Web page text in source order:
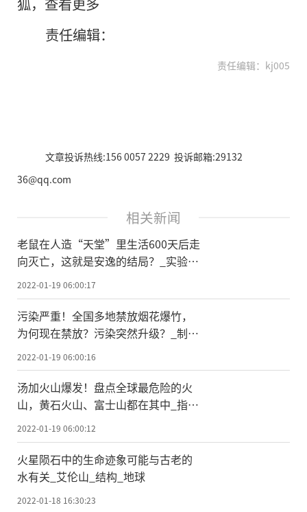
责任编辑：
责任编辑：kj005
文章投诉热线:156 0057 2229 投诉邮箱:29132
36@qq.com
相关新闻
老鼠在人造“天堂”里生活600天后走
向灭亡，这就是安逸的结局？_实验_
2022-01-19 06:00:17
污染严重！全国多地禁放烟花爆竹，
为何现在禁放？污染突然升级？_制造
2022-01-19 06:00:16
汤加火山爆发！盘点全球最危险的火
山，黄石火山、富士山都在其中_指数
_地球_长白山
2022-01-19 06:00:12
火星陨石中的生命迹象可能与古老的
水有关_艾伦山_结构_地球
2022-01-18 16:30:23